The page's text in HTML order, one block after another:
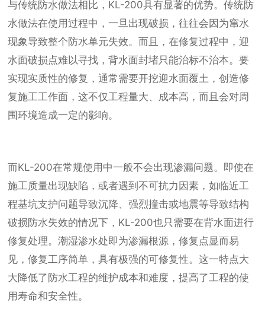
与传统防水做法相比，KL-200具有显著的优势。传统防
水做法在使用过程中，一旦出现破损，往往会因为窜水
现象导致整个防水单元失效。而且，在修复过程中，迎
水面破损点难以寻找，背水面封堵只能治标不治本。要
实现实质性的修复，通常需要开挖迎水面覆土，创造修
复施工工作面，这不仅工程量大、成本高，而且会对周
围环境造成一定的影响。
而KL-200在常规使用中一般不会出现渗漏问题。即使在
施工质量出现缺陷，或者遇到不可抗力因素，如临近工
程基坑支护问题导致沉降、强烈撞击或地震等导致结构
破损防水失效的情况下，KL-200也只需要在背水面进行
修复处理。潮湿渗水处即为渗漏根源，修复点显而易
见，修复工序简单，具有极强的可修复性。这一特点大
大降低了防水工程的维护成本和难度，提高了工程的使
用寿命和安全性。